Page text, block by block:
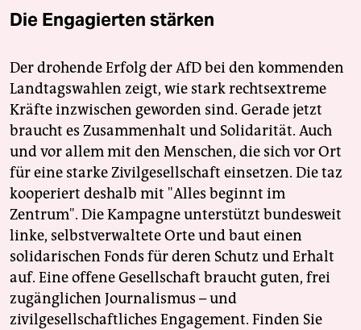
Die Engagierten stärken
Der drohende Erfolg der AfD bei den kommenden
Landtagswahlen zeigt, wie stark rechtsextreme
Kräfte inzwischen geworden sind. Gerade jetzt
braucht es Zusammenhalt und Solidarität. Auch
und vor allem mit den Menschen, die sich vor Ort
für eine starke Zivilgesellschaft einsetzen. Die taz
kooperiert deshalb mit "Alles beginnt im
Zentrum". Die Kampagne unterstützt bundesweit
linke, selbstverwaltete Orte und baut einen
solidarischen Fonds für deren Schutz und Erhalt
auf. Eine offene Gesellschaft braucht guten, frei
zugänglichen Journalismus – und
zivilgesellschaftliches Engagement. Finden Sie